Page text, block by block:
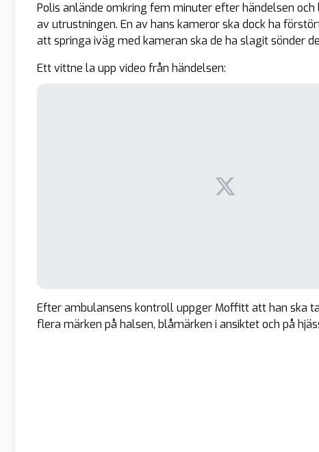
Polis anlände omkring fem minuter efter händelsen
av utrustningen. En av hans kameror ska dock ha
att springa iväg med kameran ska de ha slagit sönder
Ett vittne la upp video från händelsen:
Efter ambulansens kontroll uppger Moffitt att han ska
flera märken på halsen, blåmärken i ansiktet och på